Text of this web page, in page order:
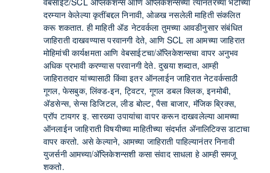
दरम्यान केलेल्या कृतींबद्दल निनावी, ओळख नसलेली माहिती संकलित
करू शकतात. ही माहिती ॲड नेटवर्कला तुमच्या आवडीनुसार संबंधित
जाहिराती दाखवण्यास परवानगी देते, आणि SCL ला आमच्या जाहिरात
मोहिमांची कार्यक्षमता आणि वेबसाईटचा/ॲप्लिकेशन्सचा वापर अनुभव
अधिक प्रभावी करण्यास परवानगी देते. दुसर्‍या शब्दात, आम्ही
जाहिरातदार यांच्यासाठी किंवा इतर ऑनलाईन जाहिरात नेटवर्कसाठी
गूगल, फेसबुक, लिंक्ड-इन, ट्विटर, गूगल डबल क्लिक, इनमोबी,
ॲडसेन्स, सेन्स डिजिटल, लीड बोल्ट, पैसा बाजार, मॅजिक ब्रिक्स,
प्रॉप टायगर इ. सारख्या उपायांचा वापर करून दाखवलेल्या आमच्या
ऑनलाईन जाहिराती विषयीच्या माहितीच्या संदर्भात ॲनालिटिक्स डाटाचा
वापर करतो. असे केल्याने, आमच्या जाहिराती पाहिल्यानंतर निनावी
युजर्सनी आमच्या/ॲप्लिकेशन्सशी कसा संवाद साधला हे आम्ही समजू
शकतो.